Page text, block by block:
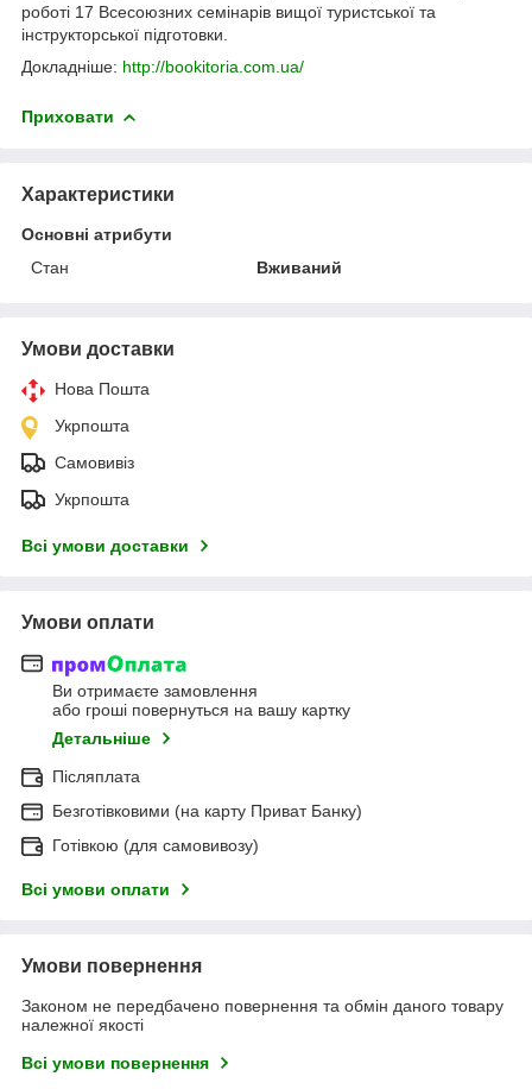
роботі 17 Всесоюзних семінарів вищої туристської та
інструкторської підготовки.
Докладніше: http://bookitoria.com.ua/
Приховати
Характеристики
Основні атрибути
Стан
Вживаний
Умови доставки
Нова Пошта
Укрпошта
Самовивіз
Укрпошта
Всі умови доставки
Умови оплати
Ви отримаєте замовлення
або гроші повернуться на вашу картку
Детальніше
Післяплата
Безготівковими (на карту Приват Банку)
Готівкою (для самовивозу)
Всі умови оплати
Умови повернення
Законом не передбачено повернення та обмін даного товару
належної якості
Всі умови повернення